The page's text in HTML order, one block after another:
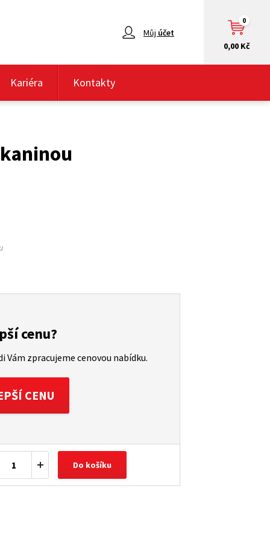
0,00 Kč
0
Můj účet
Kariéra Kontakty
cenu?
Vám zpracujeme cenovou nabídku.
CENU
Do košíku